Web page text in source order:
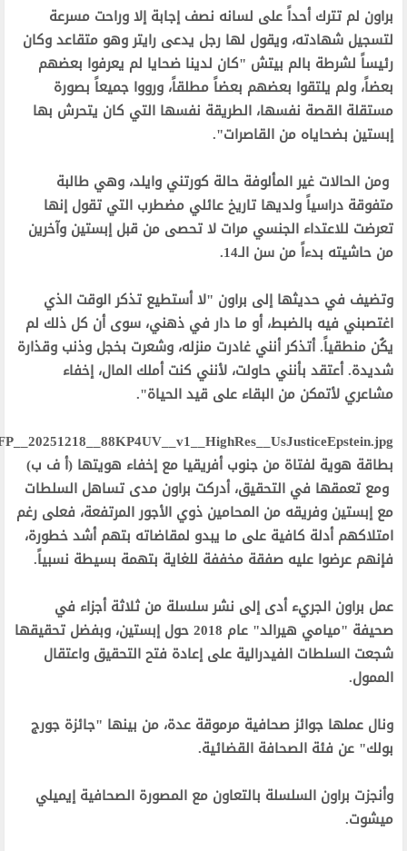
‫براون لم تترك أحداً على لسانه نصف إجابة إلا وراحت مسرعة
لتسجيل شهادته، ويقول لها رجل يدعى رايتر وهو متقاعد وكان
رئيساً لشرطة بالم بيتش "كان لدينا ضحايا لم يعرفوا بعضهم
بعضاً، ولم يلتقوا بعضهم بعضاً مطلقاً، ورووا جميعاً بصورة
مستقلة القصة نفسها، الطريقة نفسها التي كان يتحرش بها
إبستين بضحاياه من القاصرات".‬
‫ ومن الحالات غير المألوفة حالة كورتني وايلد، وهي طالبة
متفوقة دراسياً ولديها تاريخ عائلي مضطرب التي تقول إنها
تعرضت للاعتداء الجنسي مرات لا تحصى من قبل إبستين وآخرين
من حاشيته بدءاً من سن الـ14.‬
‫وتضيف في حديثها إلى براون "لا أستطيع تذكر الوقت الذي
اغتصبني فيه بالضبط، أو ما دار في ذهني، سوى أن كل ذلك لم
يكُن منطقياً. أتذكر أنني غادرت منزله، وشعرت بخجل وذنب وقذارة
شديدة. أعتقد بأنني حاولت، لأنني كنت أملك المال، إخفاء
مشاعري لأتمكن من البقاء على قيد الحياة".‬
‫بطاقة هوية لفتاة من جنوب أفريقيا مع إخفاء هويتها (أ ف ب)‬
‫ ومع تعمقها في التحقيق، أدركت براون مدى تساهل السلطات
مع إبستين وفريقه من المحامين ذوي الأجور المرتفعة، فعلى رغم
امتلاكهم أدلة كافية على ما يبدو لمقاضاته بتهم أشد خطورة،
فإنهم عرضوا عليه صفقة مخففة للغاية بتهمة بسيطة نسبياً.‬
‫عمل براون الجريء أدى إلى نشر سلسلة من ثلاثة أجزاء في
صحيفة "ميامي هيرالد" عام 2018 حول إبستين، وبفضل تحقيقها
شجعت السلطات الفيدرالية على إعادة فتح التحقيق واعتقال
الممول.‬
‫ونال عملها جوائز صحافية مرموقة عدة، من بينها "جائزة جورج
بولك" عن فئة الصحافة القضائية.‬
‫وأنجزت براون السلسلة بالتعاون مع المصورة الصحافية إيميلي
ميشوت.‬